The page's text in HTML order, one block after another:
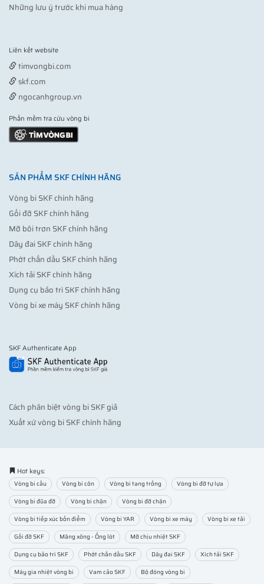
Những lưu ý trước khi mua hàng
Liên kết website
timvongbi.com
skf.com
ngocanhgroup.vn
Phần mềm tra cứu vòng bi
SẢN PHẨM SKF CHÍNH HÃNG
Vòng bi SKF chính hãng
Gối đỡ SKF chính hãng
Mỡ bôi trơn SKF chính hãng
Dây đai SKF chính hãng
Phớt chắn dầu SKF chính hãng
Xích tải SKF chính hãng
Dụng cụ bảo trì SKF chính hãng
Vòng bi xe máy SKF chính hãng
SKF Authenticate App
Cách phân biệt vòng bi SKF giả
Xuất xứ vòng bi SKF chính hãng
Hot keys:
Vòng bi cầu Vòng bi côn Vòng bi tang trống
Vòng bi đỡ tự lựa
Vòng bi đũa đỡ
Vòng bi chặn
Vòng bi đỡ chặn
Vòng bi tiếp xúc bốn điểm
Vòng bi YAR Vòng bi xe máy
Vòng bi xe tải
Gối đỡ SKF
Măng xông - Ống lót
Mỡ chịu nhiệt SKF
Dụng cụ bảo trì SKF
Phớt chắn dầu SKF Dây đai SKF
Xích tải SKF
Máy gia nhiệt vòng bi
Vam cảo SKF Bộ đóng vòng bi